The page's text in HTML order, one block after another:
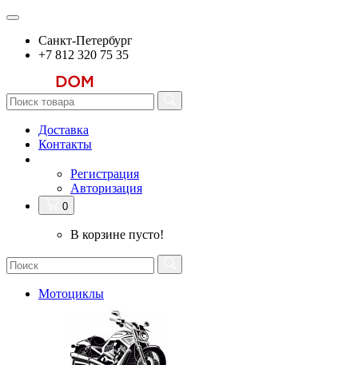
Санкт-Петербург
+7 812 320 75 35
Доставка
Контакты
Регистрация
Авторизация
0
В корзине пусто!
Мотоциклы